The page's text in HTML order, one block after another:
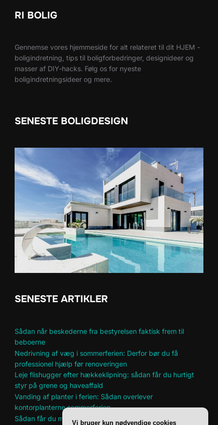
RI BOLIG
Gennemse vores hjemmeside for alt relateret til dit HJEM -
boligindretning, tips til boligforbedringer, designideer og
masser af DIY-hacks. Følg os for nyeste
boligindretningsideer og mere.
SENESTE BOLIGDESIGN
SENESTE ARTIKLER
Sådan når beskederne fra bestyrelsen faktisk frem til
beboerne
Nedrivning af væg i sommerferien: Derfor bør du få
professionel hjælp før renoveringen
Leje flishugger efter hækkeklipning: sådan får du hurtigt
styr på grene og haveaffald
Vanding af planter i ferien: Sådan overlever
kontorplanterne sommerferien
Sådan får du mere plads til hobbyer i et lille hjem
Vi bruger kun nødvendige cookies